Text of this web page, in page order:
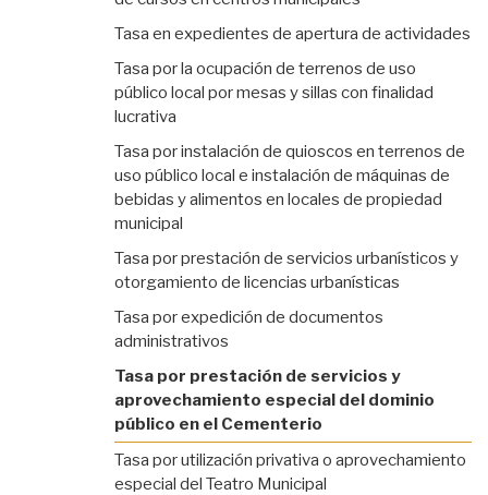
Tasa en expedientes de apertura de actividades
Tasa por la ocupación de terrenos de uso
público local por mesas y sillas con finalidad
lucrativa
Tasa por instalación de quioscos en terrenos de
uso público local e instalación de máquinas de
bebidas y alimentos en locales de propiedad
municipal
Tasa por prestación de servicios urbanísticos y
otorgamiento de licencias urbanísticas
Tasa por expedición de documentos
administrativos
Tasa por prestación de servicios y
aprovechamiento especial del dominio
público en el Cementerio
Tasa por utilización privativa o aprovechamiento
especial del Teatro Municipal